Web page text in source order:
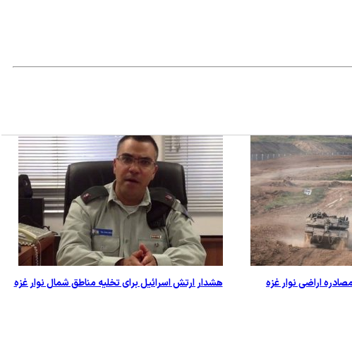
اراضی نوار غزه هشدار ارتش اسرائیل برای تخلیه مناطق شمال نوار غزه